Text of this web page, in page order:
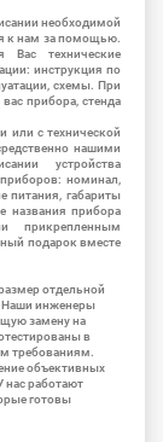
необходимой
к нам за помощью.
Вас технические
инструкция по
схемы. При
прибора, стенда
или с технической
нашими
устройства
номинал,
питания, габариты
названия прибора
прикрепленным
подарок вместе
отдельной
Наши инженеры
замену на
в
требованиям.
объективных
нас работают
готовы